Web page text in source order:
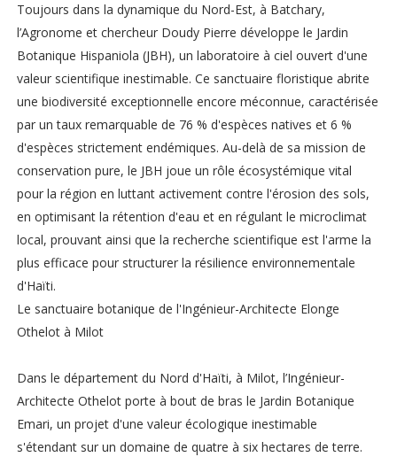
Toujours dans la dynamique du Nord-Est, à Batchary,
l’Agronome et chercheur Doudy Pierre développe le Jardin
Botanique Hispaniola (JBH), un laboratoire à ciel ouvert d'une
valeur scientifique inestimable. Ce sanctuaire floristique abrite
une biodiversité exceptionnelle encore méconnue, caractérisée
par un taux remarquable de 76 % d'espèces natives et 6 %
d'espèces strictement endémiques. Au-delà de sa mission de
conservation pure, le JBH joue un rôle écosystémique vital
pour la région en luttant activement contre l'érosion des sols,
en optimisant la rétention d'eau et en régulant le microclimat
local, prouvant ainsi que la recherche scientifique est l'arme la
plus efficace pour structurer la résilience environnementale
d'Haïti.
Le sanctuaire botanique de l'Ingénieur-Architecte Elonge
Othelot à Milot
Dans le département du Nord d'Haïti, à Milot, l’Ingénieur-
Architecte Othelot porte à bout de bras le Jardin Botanique
Emari, un projet d'une valeur écologique inestimable
s'étendant sur un domaine de quatre à six hectares de terre.